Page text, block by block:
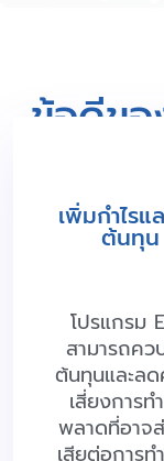
ข้อดีขอ
เพิ่มกำไรแ
ต้นทุน
โปรแกรม
สามารถค
ต้นทุนและล
เสี่ยงการท
พลาดที่อาจ
เสียต่อการท